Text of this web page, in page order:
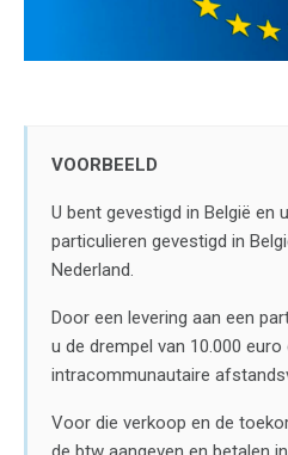
VOORBEELD
U bent gevestigd in België en
particulieren gevestigd in
Nederland.
Door een levering aan een
u de drempel van 10.000
intracommunautaire
Voor die verkoop en de